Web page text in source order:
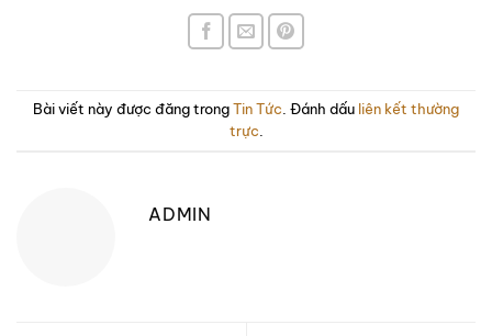
Bài viết này được đăng trongTin Tức. Đánh dấu liên kết thường
trực.
ADMIN